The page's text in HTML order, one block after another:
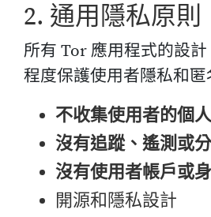
2. 通用隱私原則
所有 Tor 應用程式的設
程度保護使用者隱私和匿
不收集使用者的個
沒有追蹤、遙測或
沒有使用者帳戶或
開源和隱私設計